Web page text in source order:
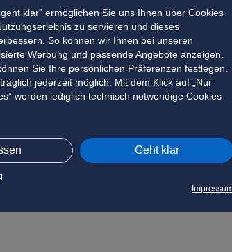
klar” ermöglichen Sie uns Ihnen über Cookies
zu servieren und dieses
So können wir Ihnen bei unseren
Werbung und passende Angebote anzeigen.
Sie Ihre persönlichen Präferenzen festlegen.
jederzeit möglich. Mit dem Klick auf „Nur
werden lediglich technisch notwendige Cookies
Geht klar